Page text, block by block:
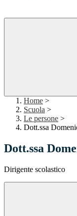
Home >
Scuola >
Le persone >
Dott.ssa
Dott.ssa
Dirigente scolastico